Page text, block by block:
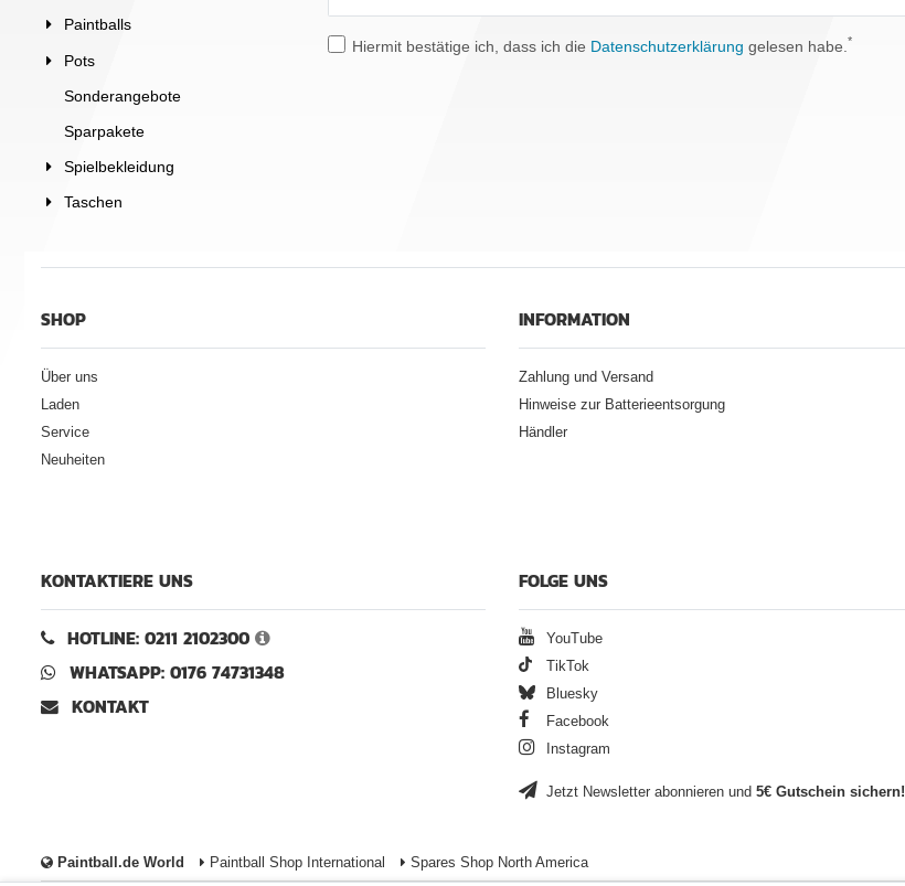
Paintballs
Pots
Sonderangebote
Sparpakete
Spielbekleidung
Taschen
Hiermit bestätige ich, dass ich die Daten­schutz­erklärung gelesen habe. *
SHOP
Über uns
Laden
Service
Neuheiten
INFORMATION
Zahlung und Versand
Hinweise zur Batterieentsorgung
Händler
KONTAKTIERE UNS
HOTLINE: 0211 2102300
WHATSAPP: 0176 74731348
KONTAKT
FOLGE UNS
YouTube
TikTok
Bluesky
Facebook
Instagram
Jetzt Newsletter abonnieren und5€ Gutschein sichern!
Paintball.de World Paintball Shop International Spares Shop North America